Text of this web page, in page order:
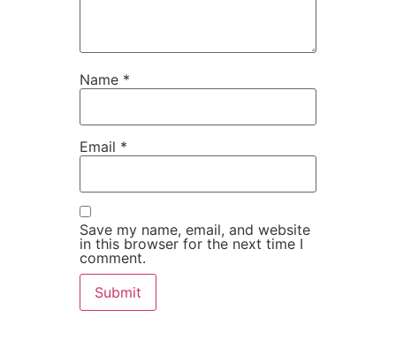
Name *
Email *
Save my name, email, and website
in this browser for the next time I
comment.